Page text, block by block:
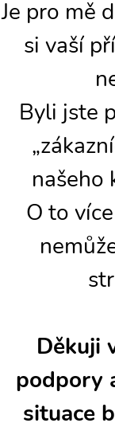
Je pro mě
si vaší
Byli jste
našeho
O to
Děkuji
podpory
situace